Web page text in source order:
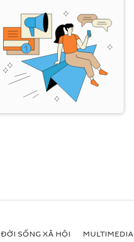
ĐỜI SỐNG XÃ HỘI MULTIMEDIA